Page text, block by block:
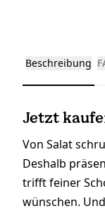
Beschreibung
Jetzt
Von Salat
Deshalb
trifft feiner
wünschen.